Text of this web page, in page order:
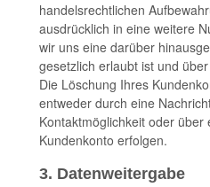
handelsrechtlichen
ausdrücklich in eine weitere
wir uns eine darüber
gesetzlich erlaubt ist und
Die Löschung Ihres
entweder durch eine
Kontaktmöglichkeit oder
Kundenkonto erfolgen.
3. Datenweitergabe